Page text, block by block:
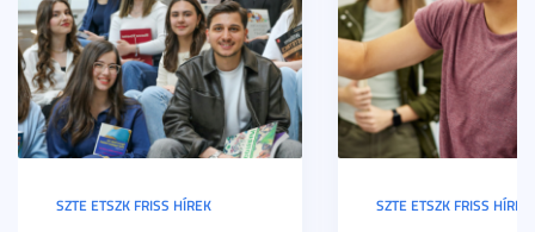
SZTE ETSZK FRISS HÍREK SZTE ETSZK FRISS HÍREK